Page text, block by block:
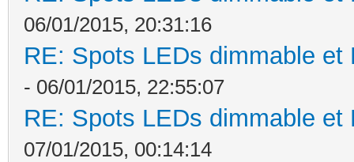
06/01/2015, 20:31:16
RE: Spots LEDs dimmable
- 06/01/2015, 22:55:07
RE: Spots LEDs dimmable
07/01/2015, 00:14:14